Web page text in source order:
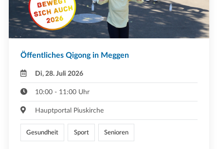
Öffentliches Qigong in Meggen
Di, 28. Juli 2026
10:00 - 11:00 Uhr
Hauptportal Piuskirche
Gesundheit Sport Senioren